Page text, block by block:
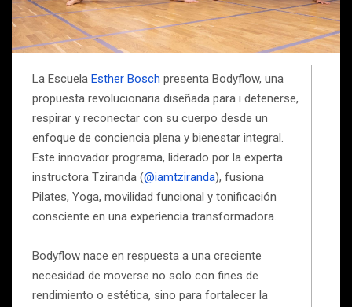
La Escuela Esther Bosch presenta Bodyflow, una
propuesta revolucionaria diseñada para i detenerse,
respirar y reconectar con su cuerpo desde un
enfoque de conciencia plena y bienestar integral.
Este innovador programa, liderado por la experta
instructora Tziranda (@iamtziranda), fusiona
Pilates, Yoga, movilidad funcional y tonificación
consciente en una experiencia transformadora.
Bodyflow nace en respuesta a una creciente
necesidad de moverse no solo con fines de
rendimiento o estética, sino para fortalecer la